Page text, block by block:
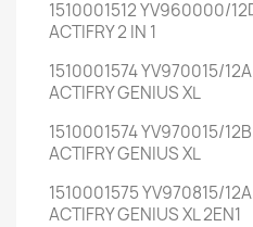
1510001512 YV960000/
ACTIFRY 2 IN 1
1510001574 YV970015/
ACTIFRY GENIUS XL
1510001574 YV970015/
ACTIFRY GENIUS XL
1510001575 YV970815/
ACTIFRY GENIUS XL 2EN1